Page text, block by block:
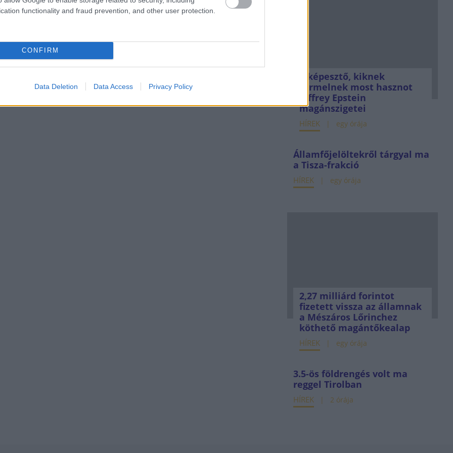
functionality and fraud prevention, and other user protection.
CONFIRM
Data Deletion Data Access Privacy Policy
Elképesztő, kiknek
termelnek most hasznot
Jeffrey Epstein
magánszigetei
HÍREK egy órája
Államfőjelöltekről tárgyal ma
a Tisza-frakció
HÍREK egy órája
2,27 milliárd forintot
fizetett vissza az államnak
a Mészáros Lőrinchez
köthető magántőkealap
HÍREK egy órája
3.5-ös földrengés volt ma
reggel Tirolban
HÍREK 2 órája